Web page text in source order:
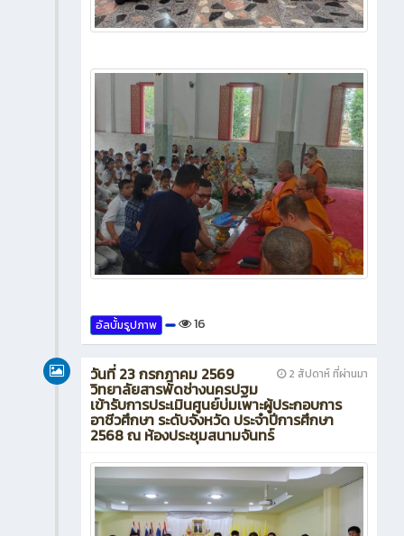
อัลบั้มรูปภาพ 16
2 สัปดาห์ ที่ผ่านมา
วันที่ 23 กรกฎาคม 2569
วิทยาลัยสารพัดช่างนครปฐม
เข้ารับการประเมินศูนย์บ่มเพาะผู้ประกอบการ
อาชีวศึกษา ระดับจังหวัด ประจำปีการศึกษา
2568 ณ ห้องประชุมสนามจันทร์